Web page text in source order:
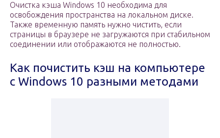
Очистка кэша Windows 10 необходима для
освобождения пространства на локальном диске.
Также временную память нужно чистить, если
страницы в браузере не загружаются при стабильном
соединении или отображаются не полностью.
Как почистить кэш на компьютере
с Windows 10 разными методами